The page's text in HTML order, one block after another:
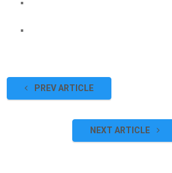
PREV ARTICLE
NEXT ARTICLE